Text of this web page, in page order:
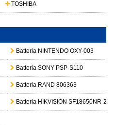
TOSHIBA
Batteria NINTENDO OXY-003
Batteria SONY PSP-S110
Batteria RAND 806363
Batteria HIKVISION SF18650NR-25-